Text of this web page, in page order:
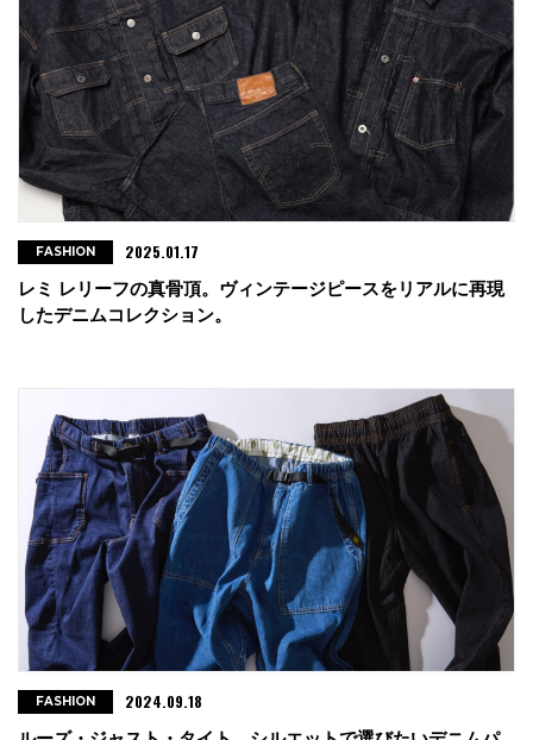
レミ レリーフの真骨頂。ヴィンテージピースをリアルに再現
したデニムコレクション。
FASHION 2025.01.17
FASHION 2024.09.18